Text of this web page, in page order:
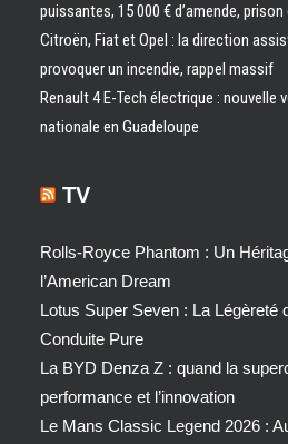
puissantes, 15 000 € d’amende,
Citroën, Fiat et Opel : la direction
provoquer un incendie, rappel massif
Renault 4 E-Tech électrique : nouvelle
nationale en Guadeloupe
TV
Rolls-Royce Phantom : Un
l’American Dream
Lotus Super Seven : La Légèreté
Conduite Pure
La BYD Denza Z : quand la
performance et l’innovation
Le Mans Classic Legend 2026 :